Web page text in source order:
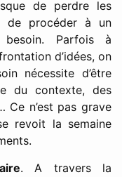
de perdre les
de procéder à un
besoin. Parfois à
d’idées, on
nécessite d’être
du contexte, des
Ce n’est pas grave
revoit la semaine
. A travers la